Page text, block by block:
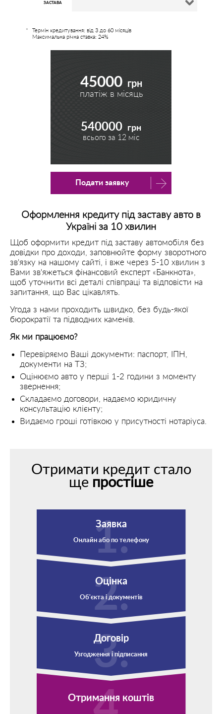
ЗАСТАВА
Термін кредитування: від 3 до 60 місяців
Максимальна річна ставка: 24%
45000 грн
платіж в місяць
540000 грн
всього за 12 міс
Подати заявку
Оформлення кредиту під заставу авто в
Україні за 10 хвилин
Щоб оформити кредит під заставу автомобіля без
довідки про доходи, заповнюйте форму зворотного
зв'язку на нашому сайті, і вже через 5-10 хвилин з
Вами зв'яжеться фінансовий експерт «Банкнота»,
щоб уточнити всі деталі співпраці та відповісти на
запитання, що Вас цікавлять.
Угода з нами проходить швидко, без будь-якої
бюрократії та підводних каменів.
Як ми працюємо?
Перевіряємо Ваші документи: паспорт, ІПН,
документи на ТЗ;
Оцінюємо авто у перші 1-2 години з моменту
звернення;
Складаємо договори, надаємо юридичну
консультацію клієнту;
Видаємо гроші готівкою у присутності нотаріуса.
Отримати кредит стало
ще простіше
Заявка
Онлайн або по телефону
Оцінка
Об'єкта і документів
Договір
Узгодження і підписання
Отримання коштів